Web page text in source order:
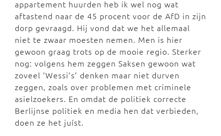
appartement huurden heb ik wel nog wat
aftastend naar de 45 procent voor de AfD in zijn
dorp gevraagd. Hij vond dat we het allemaal
niet te zwaar moesten nemen. Men is hier
gewoon graag trots op de mooie regio. Sterker
nog: volgens hem zeggen Saksen gewoon wat
zoveel ‘Wessi’s’ denken maar niet durven
zeggen, zoals over problemen met criminele
asielzoekers. En omdat de politiek correcte
Berlijnse politiek en media hen dat verbieden,
doen ze het juíst.